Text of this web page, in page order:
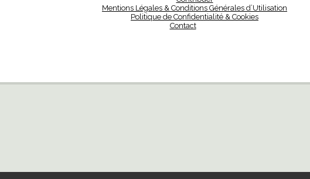
Mentions Légales & Conditions Générales d’Utilisation
Politique de Confidentialité & Cookies
Contact